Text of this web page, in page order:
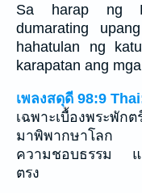
Sa harap ng
dumarating
hahatulan ng
karapatan ang
เพลงสดุดี 98:9
เฉพาะเบื้องพระพักต
มาพิพากษาโลก พ
ความชอบธรรม แ
ตรง